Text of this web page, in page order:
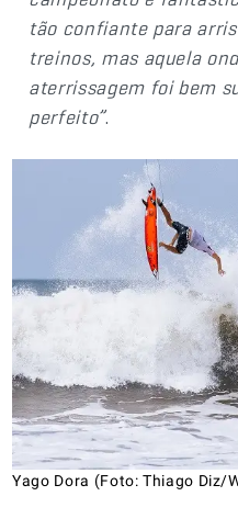
tão confiante para
treinos, mas aquela
aterrissagem foi bem
perfeito”.
Yago Dora (Foto: Thiago Diz/